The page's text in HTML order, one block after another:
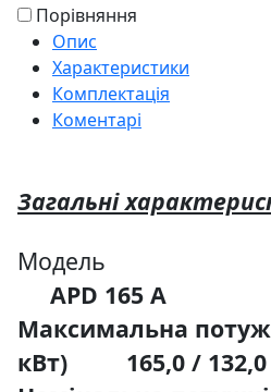
Порівняння
Опис
Характеристики
Комплектація
Коментарі
Загальні
APD 165 A
Максимальна
кВт) 165,0 / 132,0